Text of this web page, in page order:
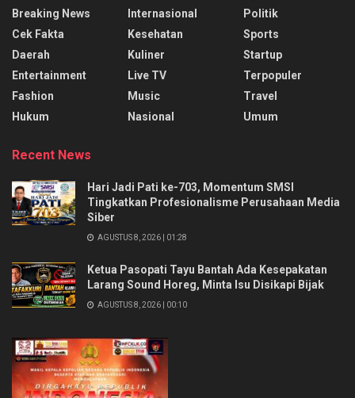
Breaking News
Cek Fakta
Daerah
Entertainment
Fashion
Hukum
Internasional
Kesehatan
Kuliner
Live TV
Music
Nasional
Politik
Sports
Startup
Terpopuler
Travel
Umum
Recent News
Hari Jadi Pati ke-703, Momentum SMSI
Tingkatkan Profesionalisme Perusahaan Media
Siber
AGUSTUS 8, 2026 | 01:28
Ketua Pasopati Tayu Bantah Ada Kesepakatan
Larang Sound Horeg, Minta Isu Disikapi Bijak
AGUSTUS 8, 2026 | 00:10